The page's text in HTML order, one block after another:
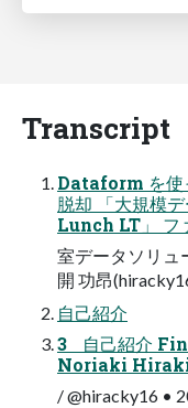
Transcript
Dataform を使
脱却 「大規模
Lunch LT」 フ
室データソリュ
開 功昂
自己紹介
3 自己紹介
Noriaki
/ @hiracky16 •